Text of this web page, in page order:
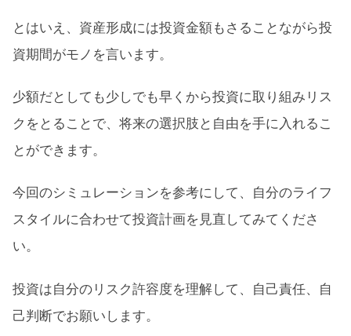
とはいえ、資産形成には投資金額もさることながら投
資期間がモノを言います。
少額だとしても少しでも早くから投資に取り組みリス
クをとることで、将来の選択肢と自由を手に入れるこ
とができます。
今回のシミュレーションを参考にして、自分のライフ
スタイルに合わせて投資計画を見直してみてくださ
い。
投資は自分のリスク許容度を理解して、自己責任、自
己判断でお願いします。